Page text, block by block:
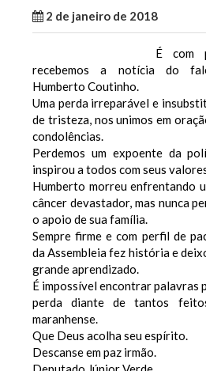
2 de janeiro de 2018
É com
recebemos a notícia do
Humberto Coutinho.
Uma perda irreparável e
de tristeza, nos unimos em
condolências.
Perdemos um expoente da
inspirou a todos com seus
Humberto morreu enfrentando
câncer devastador, mas nunca
o apoio de sua família.
Sempre firme e com perfil de
da Assembleia fez história e
grande aprendizado.
É impossível encontrar palavras
perda diante de tantos
maranhense.
Que Deus acolha seu espírito.
Descanse em paz irmão.